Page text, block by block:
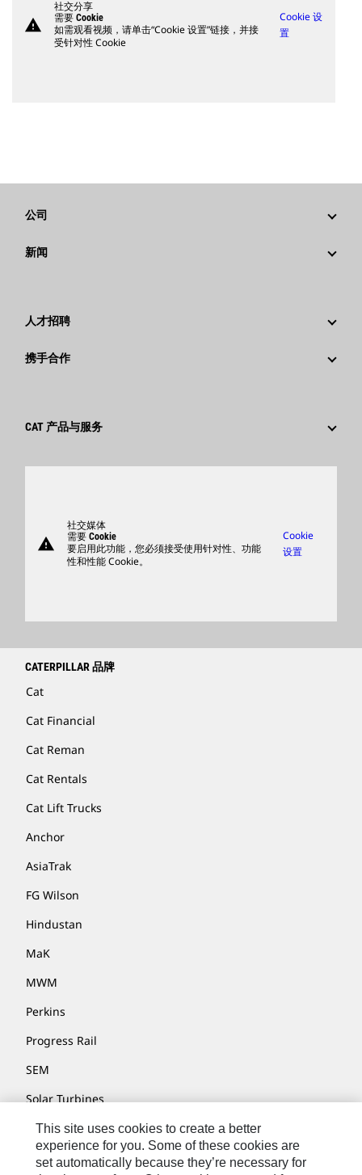
warning
社交分享
需要 Cookie
如需观看视频，请单击“Cookie 设置”链接，并接
受针对性 Cookie
Cookie 设
置
公司
战略
卡特彼勒 基金会
行为准则
创新
新闻
社交媒体
人才招聘
为什么选择卡特彼勒？
搜索和申请
携手合作
供应商
CAT 产品与服务
商品warning
社交媒体
需要 Cookie
要启用此功能，您必须接受使用针对性、功能
性和性能 Cookie。
Cookie
设置
CATERPILLAR 品牌
Cat
Cat Financial
Cat Reman
Cat Rentals
Cat Lift Trucks
Anchor
AsiaTrak
FG Wilson
Hindustan
MaK
MWM
Perkins
Progress Rail
SEM
Solar Turbines
SPM Oil & Gas
Turner Powertrain Systems
This site uses cookies to create a better
experience for you. Some of these cookies are
set automatically because they’re necessary for